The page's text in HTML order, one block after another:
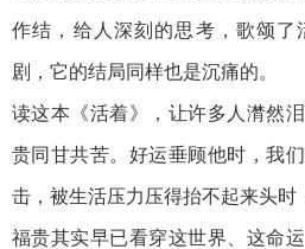
作结，给人深刻的思考，歌颂了
剧，它的结局同样也是沉痛的。
读这本《活着》，让许多人潸然
贵同甘共苦。好运垂顾他时，我
击，被生活压力压得抬不起来头时
福贵其实早已看穿这世界、这命